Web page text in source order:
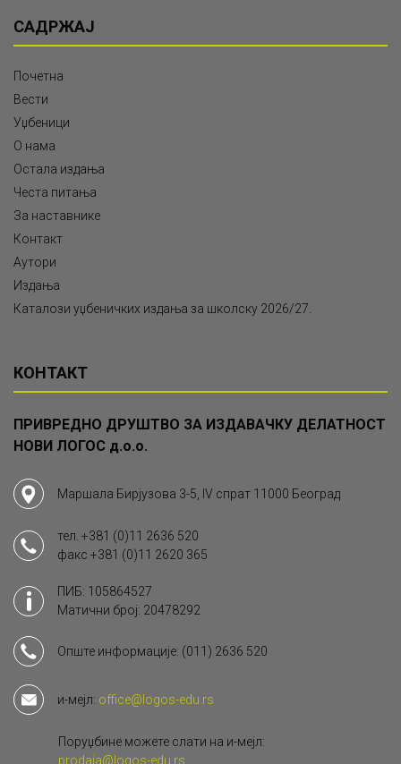
САДРЖАЈ
Почетна
Вести
Уџбеници
О нама
Остала издања
Честа питања
За наставнике
Контакт
Аутори
Издања
Каталози уџбеничких издања за школску 2026/27.
КОНТАКТ
ПРИВРЕДНО ДРУШТВО ЗА ИЗДАВАЧКУ ДЕЛАТНОСТ
НОВИ ЛОГОС д.о.о.
Маршала Бирјузова 3-5, IV спрат 11000 Београд
тел. +381 (0)11 2636 520
факс +381 (0)11 2620 365
ПИБ: 105864527
Матични број: 20478292
Опште информације: (011) 2636 520
и-мејл: office@logos-edu.rs
Поруџбине можете слати на и-мејл:
prodaja@logos-edu.rs